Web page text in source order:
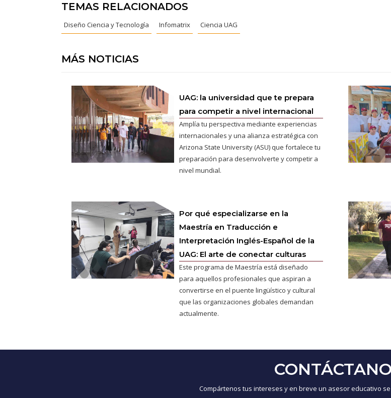
TEMAS RELACIONADOS
Diseño Ciencia y Tecnología Infomatrix Ciencia UAG
MÁS NOTICIAS
UAG: la universidad que te prepara
para competir a nivel internacional
Amplía tu perspectiva mediante experiencias
internacionales y una alianza estratégica con
Arizona State University (ASU) que fortalece tu
preparación para desenvolverte y competir a
nivel mundial.
Por qué especializarse en la
Maestría en Traducción e
Interpretación Inglés-Español de la
UAG: El arte de conectar culturas
Este programa de Maestría está diseñado
para aquellos profesionales que aspiran a
convertirse en el puente lingüístico y cultural
que las organizaciones globales demandan
actualmente.
Compártenos tus intereses y en breve un asesor educativo